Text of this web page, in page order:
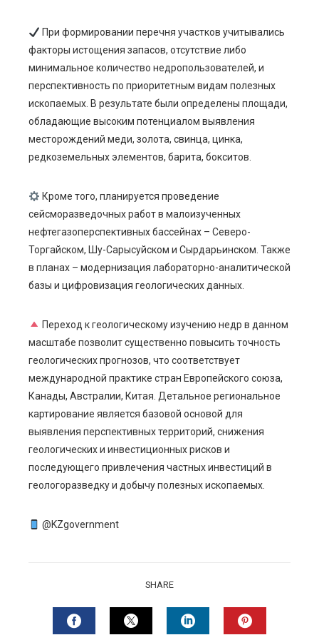
При формировании перечня участков учитывались
факторы истощения запасов, отсутствие либо
минимальное количество недропользователей, и
перспективность по приоритетным видам полезных
ископаемых. В результате были определены площади,
обладающие высоким потенциалом выявления
месторождений меди, золота, свинца, цинка,
редкоземельных элементов, барита, бокситов.
Кроме того, планируется проведение
сейсморазведочных работ в малоизученных
нефтегазоперспективных бассейнах – Северо-
Торгайском, Шу-Сарысуйском и Сырдарьинском. Также
в планах – модернизация лабораторно-аналитической
базы и цифровизация геологических данных.
Переход к геологическому изучению недр в данном
масштабе позволит существенно повысить точность
геологических прогнозов, что соответствует
международной практике стран Европейского союза,
Канады, Австралии, Китая. Детальное региональное
картирование является базовой основой для
выявления перспективных территорий, снижения
геологических и инвестиционных рисков и
последующего привлечения частных инвестиций в
геологоразведку и добычу полезных ископаемых.
@KZgovernment
SHARE